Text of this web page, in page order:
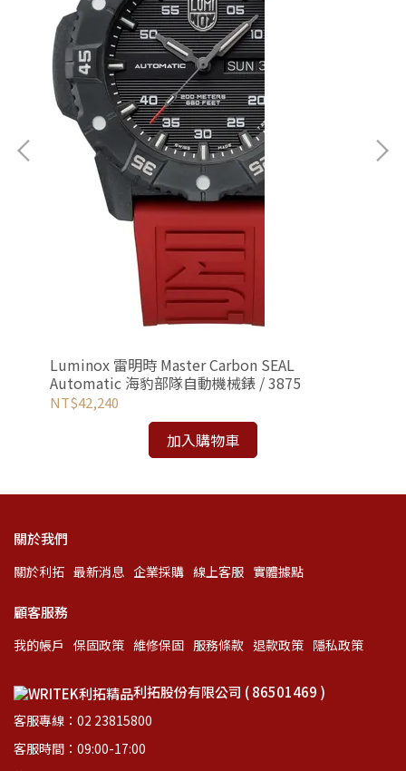
附原廠精美禮盒|送禮體面大方
此款證件套採用MONDAINE原廠精美禮盒
送禮或自用都展現高級質感。瑞士工藝結合時尚設計，讓日
常小物也能成為品
Luminox 雷明時 Master Carbon SEAL
Automatic 海豹部隊自動機械錶 / 3875
NT$42,240
加入購物車
關於我們
關於利拓 最新消息 企業採購 線上客服 實體據點
顧客服務
我的帳戶 保固政策 維修保固 服務條款 退款政策 隱私政策
利拓股份有限公司 ( 86501469 )
客服專線：02 23815800
客服時間：09:00-17:00